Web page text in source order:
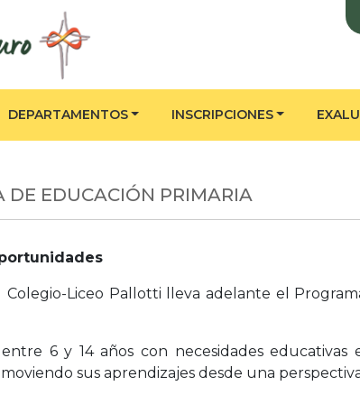
DEPARTAMENTOS INSCRIPCIONES
DE EDUCACIÓN PRIMARIA
Liceo Pallotti lleva adelante el
6 y 14 años con necesidades educativas
sus aprendizajes desde una